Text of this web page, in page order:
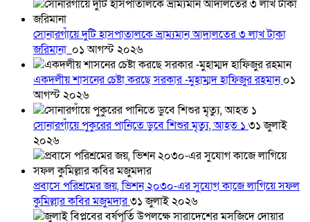
সোনারগাঁয়ে দুটি হাসপাতালকে ভ্রাম্যমান আদালতের ৩ লাখ টাকা
জরিমানা ০১ আগস্ট ২০২৬
একদলীয় শাসনের চেষ্টা করছে সরকার -মুহাম্মদ হাফিজুর রহমান০১
আগস্ট ২০২৬
সোনারগাঁয়ে পুকুরের পানিতে ডুবে শিশুর মৃত্যু, আহত ১ ৩১ জুলাই
২০২৬
প্রবাসে পরিশ্রমের জয়, ভিশন ২০৩০-এর সুযোগ কাজে লাগিয়ে সফল
কুমিল্লার কবির মজুমদার৩১ জুলাই ২০২৬